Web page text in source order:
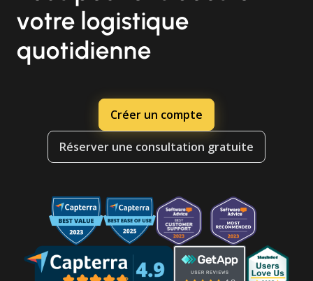
votre logistique
quotidienne
Créer un compte
Réserver une consultation gratuite